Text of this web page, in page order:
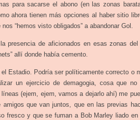
para sacarse el abono (en las zonas
ahora tienen más opciones al haber sitio
“hemos visto obligados” a abandonar Gol.
presencia de aficionados en esas zonas
allí donde había cemento.
el Estadio. Podría ser políticamente correcto o
un ejercicio de demagogia, cosa que
líneas (ejem, ejem, vamos a dejarlo ahí) me
amigos que van juntos, que en las previas
fresco y que se fuman a Bob Marley liado